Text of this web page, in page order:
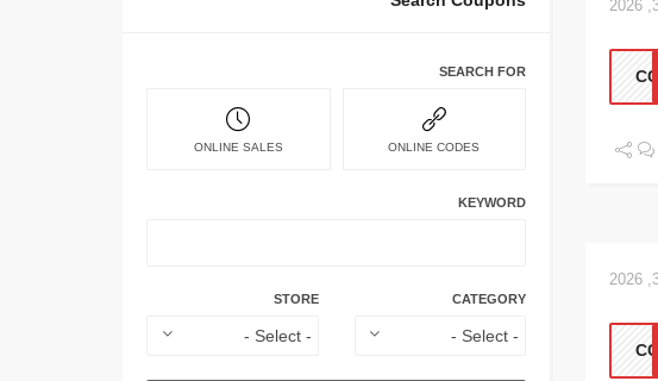
SEARCH FOR
ONLINE CODES
ONLINE SALES
KEYWORD
CATEGORY
STORE